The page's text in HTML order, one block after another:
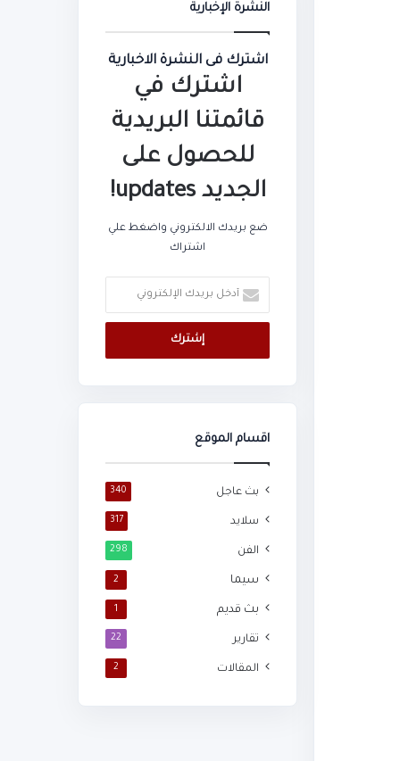
النشرة الإخبارية
اشترك فى النشرة الاخبارية
اشترك في
قائمتنا البريدية
للحصول على
الجديد updates!
ضع بريدك الالكتروني واضغط علي
اشتراك
بريدك
الإلكتروني
اقسام الموقع
بث عاجل 340
سلايد 317
الفن 298
سيما 2
بث قديم 1
تقارير 22
المقالات 2